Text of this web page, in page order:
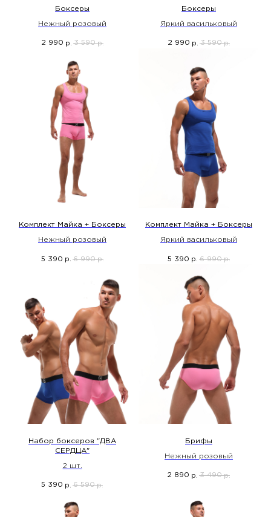
Боксеры
Нежный розовый
2 990 р. 3 590 р.
Боксеры
Яркий васильковый
2 990 р. 3 590 р.
Комплект Майка + Боксеры
Нежный розовый
5 390 р. 6 990 р.
Комплект Майка + Боксеры
Яркий васильковый
5 390 р. 6 990 р.
Набор боксеров "ДВА
СЕРДЦА"
2 шт.
5 390 р. 6 590 р.
Брифы
Нежный розовый
2 890 р. 3 490 р.